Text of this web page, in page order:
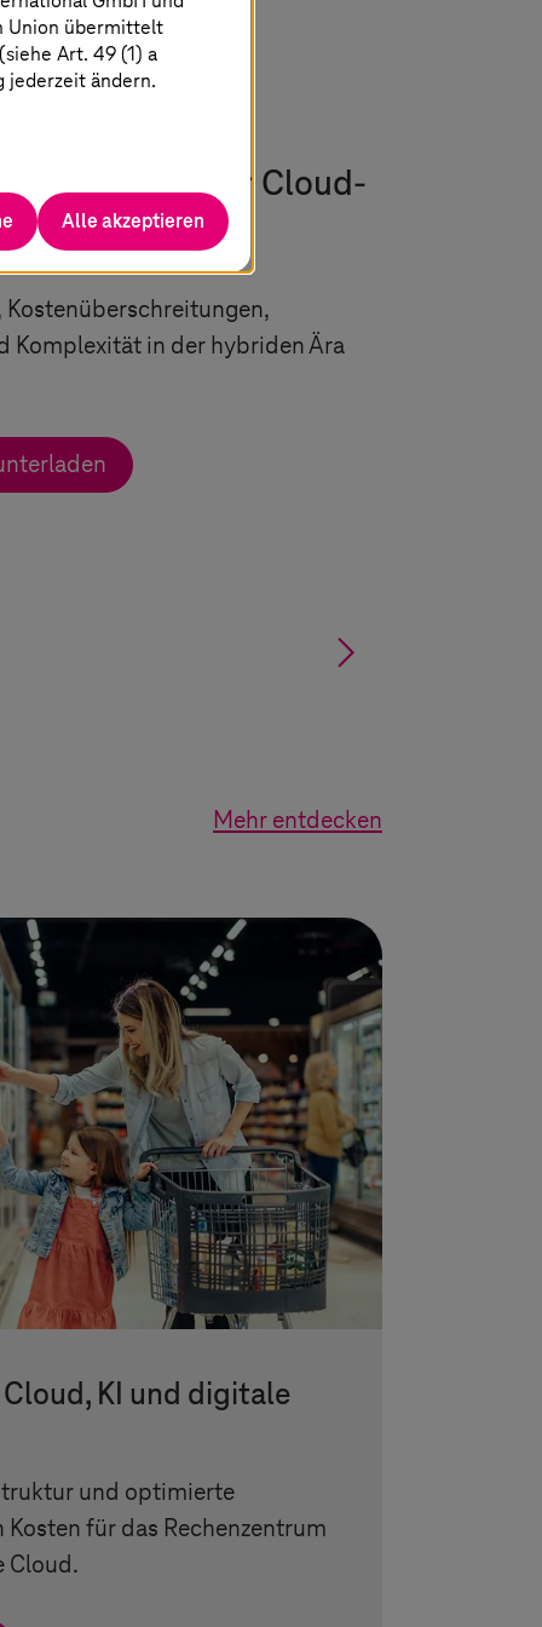
der Cloud-
Komplexität in der hybriden Ära
§
Mehr entdecken
KI und digitale
und optimierte
für das Rechenzentrum
Cloud.
Union übermittelt
Art. 49 (1) a
jederzeit ändern.
Alle akzeptieren